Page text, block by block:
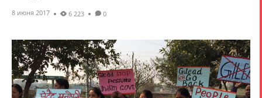
8 июня 2017 6 223 0